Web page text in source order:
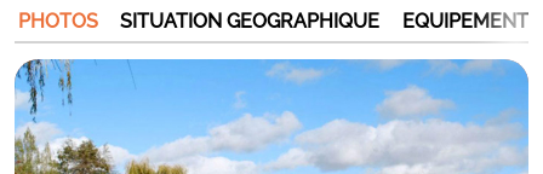
PHOTOS SITUATION GEOGRAPHIQUE